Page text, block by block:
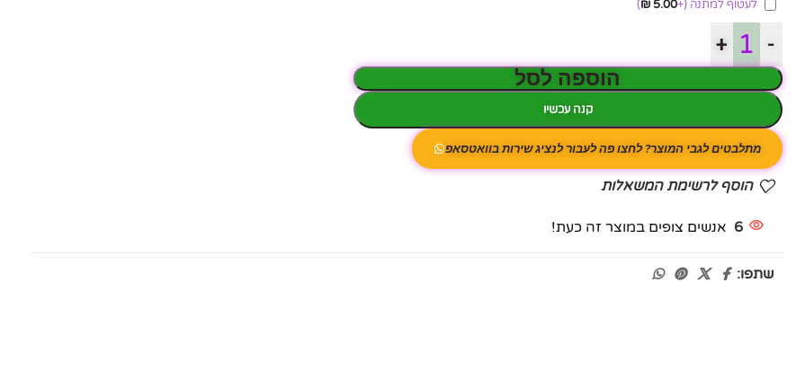
לעטוף למתנה(+
5.00
₪
)
-
+
הוספה לסל
קנה עכשיו
מתלבטים לגבי המוצר? לחצו פה לעבור לנציג שירות בוואטסאפ
הוסף לרשימת המשאלות
6 אנשים צופים במוצר זה כעת!
שתפו: